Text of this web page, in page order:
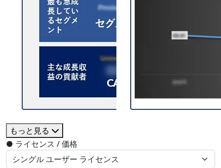
もっと見る
● ライセンス / 価格